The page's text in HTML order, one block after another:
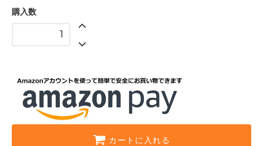
購入数
カートに入れる